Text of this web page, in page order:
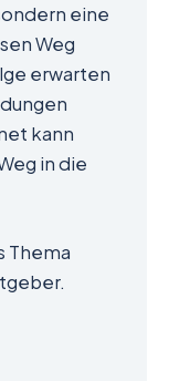
eine
Weg
erwarten
kann
in die
Thema